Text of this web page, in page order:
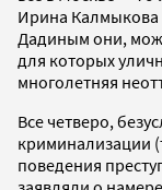
Ирина Калмыкова
Дадиным они,
для которых
многолетняя
Все четверо,
криминализации
поведения